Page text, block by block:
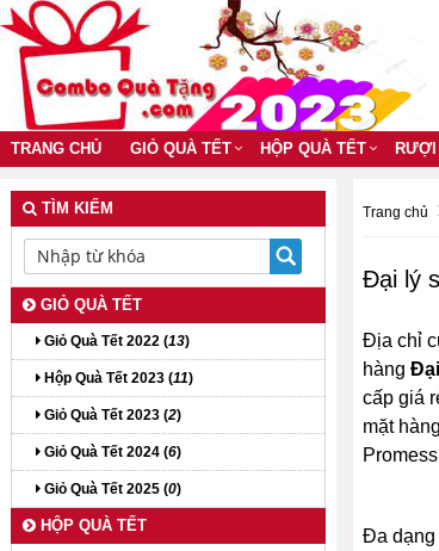
TRANG CHỦ GIỎ QUÀ TẾT HỘP QUÀ TẾT
Trang chủ
Đại lý
Địa chỉ
hàng
cấp giá
mặt
Đa dạng
TÌM KIẾM
GIỎ QUÀ TẾT
Giỏ Quà Tết 2022 (13)
Hộp Quà Tết 2023 (11)
Giỏ Quà Tết 2023 (2)
Giỏ Quà Tết 2024 (6)
Giỏ Quà Tết 2025 (0)
HỘP QUÀ TẾT